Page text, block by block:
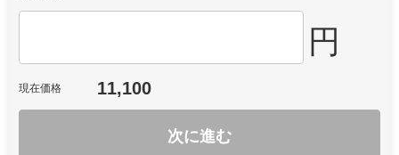
円
現在価格 11,100
次に進む